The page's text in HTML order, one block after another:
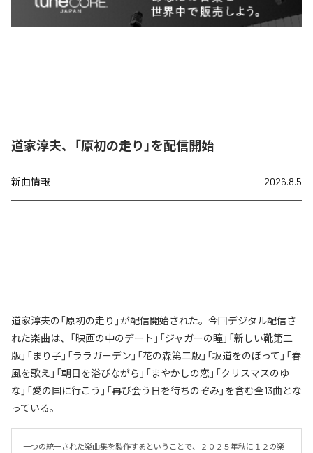
道家淳夫、「原初の走り」を配信開始
新曲情報 2026.8.5
道家淳夫の「原初の走り」が配信開始された。今回デジタル配信さ
れた楽曲は、「映画の中のデート」「ジャガーの瞳」「新しい靴第二
版」「まり子」「ララガーデン」「花の森第二版」「坂道をのぼって」「春
風を歌え」「朝日を浴びながら」「まやかしの恋」「クリスマスのゆ
な」「愛の国に行こう」「再び会う日を待ちのぞみ」を含む全13曲とな
っている。
一つの統一された楽曲集を製作するということで、２０２５年秋に１２の楽